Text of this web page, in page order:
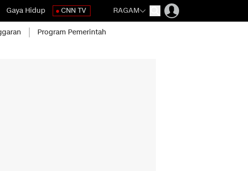
Gaya Hidup CNN TV RAGAM
Program Pemerintah